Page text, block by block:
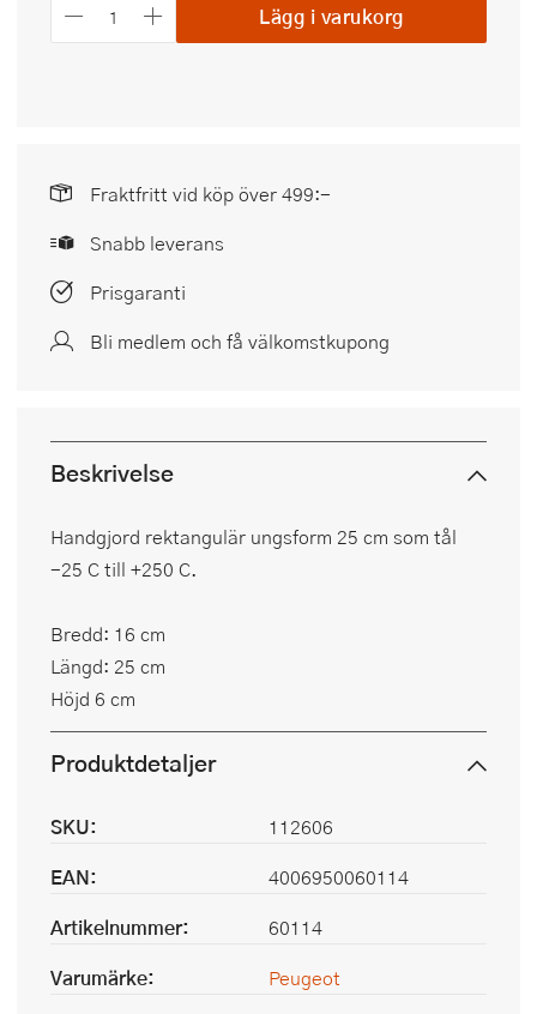
Lägg i varukorg
Fraktfritt vid köp över 499:-
Snabb leverans
Prisgaranti
Bli medlem och få välkomstkupong
Beskrivelse
Handgjord rektangulär ungsform 25 cm som tål
-25 C till +250 C.
Bredd: 16 cm
Längd: 25 cm
Höjd 6 cm
Produktdetaljer
SKU:
112606
EAN:
4006950060114
Artikelnummer:
60114
Varumärke:
Peugeot